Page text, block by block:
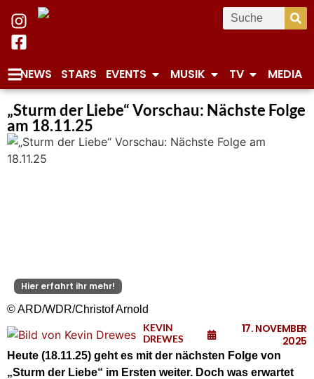
NEWS STARS EVENTS MUSIK TV MEDIA
„Sturm der Liebe“ Vorschau: Nächste Folge
am 18.11.25
Hier erfahrt ihr mehr!
© ARD/WDR/Christof Arnold
KEVIN
DREWES
17. NOVEMBER
2025
Heute (18.11.25) geht es mit der nächsten Folge von
„Sturm der Liebe“ im Ersten weiter. Doch was erwartet